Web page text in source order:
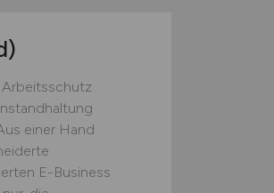
Arbeitsschutz
einer Hand
E-Business